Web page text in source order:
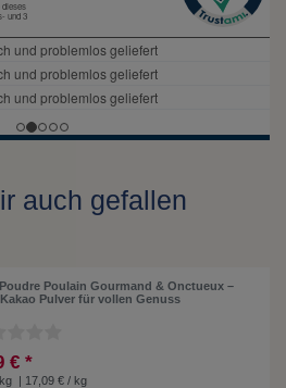
auch gefallen
Poudre Poulain Gourmand & Onctueux –
Pulver für vollen Genuss
€ *
kg | 17,09 € / kg